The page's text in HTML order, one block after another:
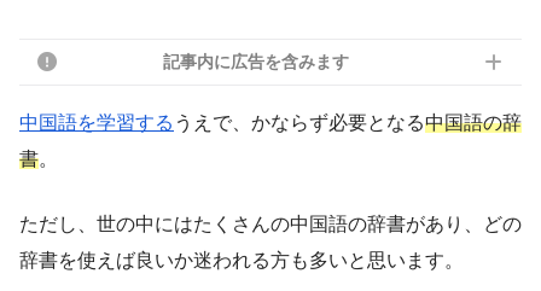
記事内に広告を含みます
中国語を学習する うえで、かならず必要となる中国語の辞
書。
ただし、世の中にはたくさんの中国語の辞書があり、どの
辞書を使えば良いか迷われる方も多いと思います。